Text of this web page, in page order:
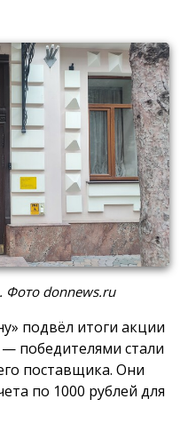
Фото donnews.ru
подвёл итоги акции
победителями стали
поставщика. Они
по 1000 рублей для